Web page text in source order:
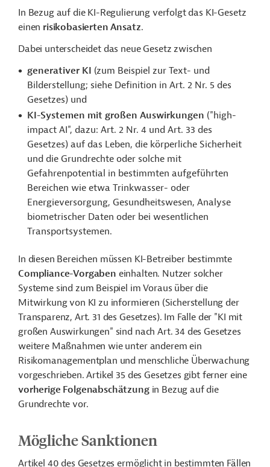
In Bezug auf die KI-Regulierung verfolgt das KI-Gesetz
einen risikobasierten Ansatz.
Dabei unterscheidet das neue Gesetz zwischen
generativer KI (zum Beispiel zur Text- und
Bilderstellung; siehe Definition in Art. 2 Nr. 5 des
Gesetzes) und
KI-Systemen mit großen Auswirkungen ("high-
impact AI", dazu: Art. 2 Nr. 4 und Art. 33 des
Gesetzes) auf das Leben, die körperliche Sicherheit
und die Grundrechte oder solche mit
Gefahrenpotential in bestimmten aufgeführten
Bereichen wie etwa Trinkwasser- oder
Energieversorgung, Gesundheitswesen, Analyse
biometrischer Daten oder bei wesentlichen
Transportsystemen.
In diesen Bereichen müssen KI-Betreiber bestimmte
Compliance-Vorgaben einhalten. Nutzer solcher
Systeme sind zum Beispiel im Voraus über die
Mitwirkung von KI zu informieren (Sicherstellung der
Transparenz, Art. 31 des Gesetzes). Im Falle der "KI mit
großen Auswirkungen" sind nach Art. 34 des Gesetzes
weitere Maßnahmen wie unter anderem ein
Risikomanagementplan und menschliche Überwachung
vorgeschrieben. Artikel 35 des Gesetzes gibt ferner eine
vorherige Folgenabschätzungin Bezug auf die
Grundrechte vor.
Mögliche Sanktionen
Artikel 40 des Gesetzes ermöglicht in bestimmten Fällen